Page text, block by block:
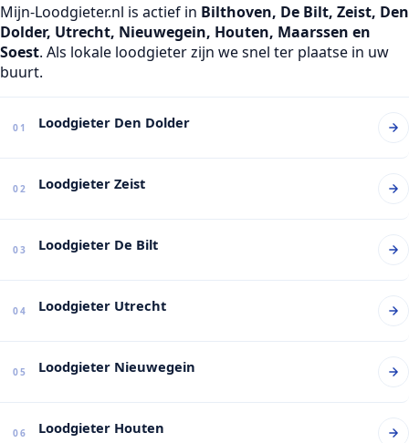
Mijn-Loodgieter.nl is actief in Bilthoven, De Bilt, Zeist, Den
Dolder, Utrecht, Nieuwegein, Houten, Maarssen en
Soest. Als lokale loodgieter zijn we snel ter plaatse in uw
buurt.
01 Loodgieter Den Dolder
02 Loodgieter Zeist
03 Loodgieter De Bilt
04 Loodgieter Utrecht
05 Loodgieter Nieuwegein
06 Loodgieter Houten